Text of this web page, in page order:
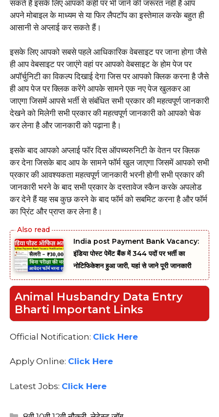
सकते हैं इसके लिए आपको कहीं पर भी जाने की जरूरत नहीं है आप
अपने मोबाइल के माध्यम से या फिर लैपटॉप का इस्तेमाल करके बहुत ही
आसानी से अप्लाई कर सकते हैं।
इसके लिए आपको सबसे पहले आधिकारिक वेबसाइट पर जाना होगा जैसे
ही आप वेबसाइट पर जाएंगे वहां पर आपको वेबसाइट के होम पेज पर
अपॉर्चुनिटी का विकल्प दिखाई देगा जिस पर आपको क्लिक करना है जैसे
ही आप पेज पर क्लिक करेंगे आपके सामने एक नए पेज खुलकर आ
जाएगा जिसमें आपसे भर्ती से संबंधित सभी प्रकार की महत्वपूर्ण जानकारी
देखने को मिलेगी सभी प्रकार की महत्वपूर्ण जानकारी को आपको चेक
कर लेना है और जानकारी को पढ़ाना है।
इसके बाद आपको अप्लाई फॉर दिस ऑपच्यरुनिटी के वेतन पर क्लिक
कर देना जिसके बाद आप के सामने फॉर्म खुल जाएगा जिसमें आपको सभी
प्रकार की आवश्यकता महत्वपूर्ण जानकारी भरनी होगी सभी प्रकार की
जानकारी भरने के बाद सभी प्रकार के दस्तावेज स्कैन करके अपलोड
कर देने हैं यह सब कुछ करने के बाद फॉर्म को सबमिट करना है और फॉर्म
का प्रिंट और प्राप्त कर लेना है।
India post Payment Bank Vacancy:
इंडिया पोस्ट पेमेंट बैंक में 344 पदों पर भर्ती का
नोटिफिकेशन हुआ जारी, यहां से जाने पूरी जानकारी
Animal Husbandry Data Entry
Bharti Important Links
Official Notification: Click Here
Apply Online: Click Here
Latest Jobs: Click Here
Categories